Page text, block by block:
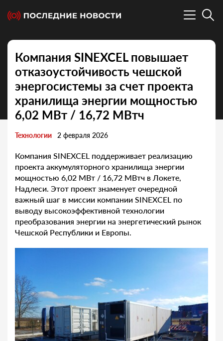
Компания SINEXCEL повышает
отказоустойчивость чешской
энергосистемы за счет проекта
хранилища энергии мощностью
6,02 МВт / 16,72 МВтч
Технологии 2 февраля 2026
Компания SINEXCEL поддерживает реализацию
проекта аккумуляторного хранилища энергии
мощностью 6,02 МВт / 16,72 МВтч в Локете,
Надлеси. Этот проект знаменует очередной
важный шаг в миссии компании SINEXCEL по
выводу высокоэффективной технологии
преобразования энергии на энергетический рынок
Чешской Республики и Европы.